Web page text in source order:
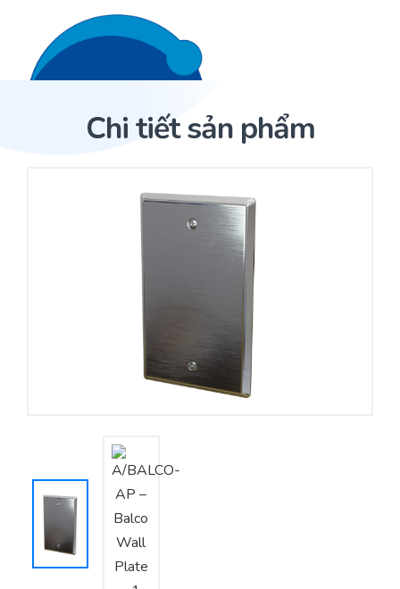
Trang Chủ
Nhà sản xuất thiết bị điều khiển
Cung cấp giải pháp quản lý cho toà nhà (BMS)
Tư vấn – Thiết kế – Cung cấp thiết bị HVAC
Tư vấn thiết kế, thi công tủ điều khiển
Thi công – Lắp đặt hệ thống HVAC
Chi tiết sản phẩm